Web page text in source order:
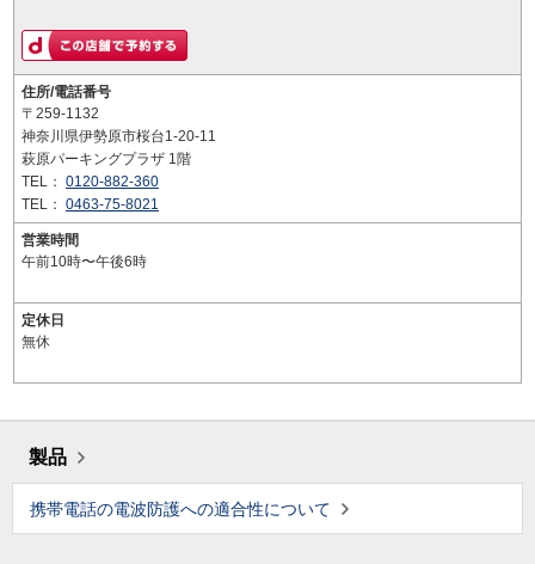
住所/電話番号
〒259-1132
神奈川県伊勢原市桜台1-20-11
萩原パーキングプラザ 1階
TEL： 0120-882-360
TEL： 0463-75-8021
営業時間
午前10時〜午後6時
定休日
無休
製品
携帯電話の電波防護への適合性について